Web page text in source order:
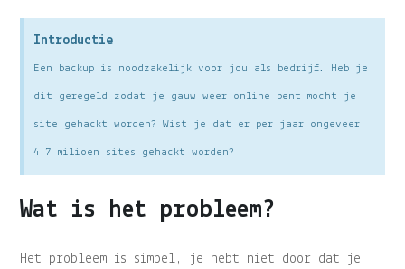
Introductie
Een backup is noodzakelijk voor jou als bedrijf. Heb je
dit geregeld zodat je gauw weer online bent mocht je
site gehackt worden? Wist je dat er per jaar ongeveer
4,7 milioen sites gehackt worden?
Wat is het probleem?
Het probleem is simpel, je hebt niet door dat je